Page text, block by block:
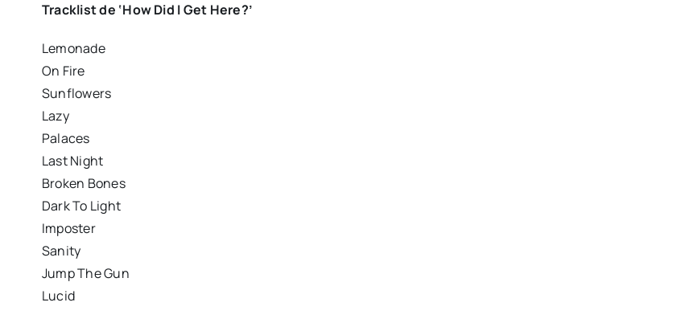
Tracklist de ‘How Did I Get Here?’
Lemonade
On Fire
Sunflowers
Lazy
Palaces
Last Night
Broken Bones
Dark To Light
Imposter
Sanity
Jump The Gun
Lucid